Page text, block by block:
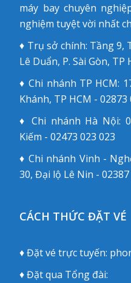
máy bay chuyên
nghiệm tuyệt vời nhất
♦ Trụ sở chính: Tầng 9,
Lê Duẩn, P. Sài Gòn, TP
♦ Chi nhánh TP HCM:
Khánh, TP HCM - 02873
♦ Chi nhánh Hà Nội:
Kiếm - 02473 023 023
♦ Chi nhánh Vinh -
30, Đại lộ Lê Nin - 02387
CÁCH THỨC ĐẶT VÉ
♦ Đặt vé trực tuyến:
♦ Đặt qua Tổng đài: